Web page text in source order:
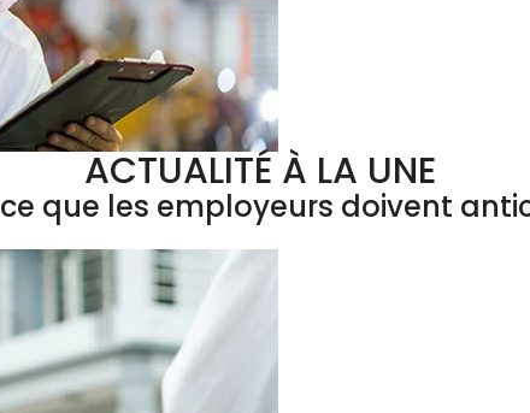
ACTUALITÉ À LA UNE
que les employeurs doivent